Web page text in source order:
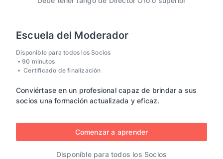
Escuela del Moderador
Disponible para todos los Socios
90 minutos
Certificado de finalización
Conviértase en un profesional capaz de brindar a sus
socios una formación actualizada y eficaz.
Comenzar a aprender
Disponible para todos los Socios